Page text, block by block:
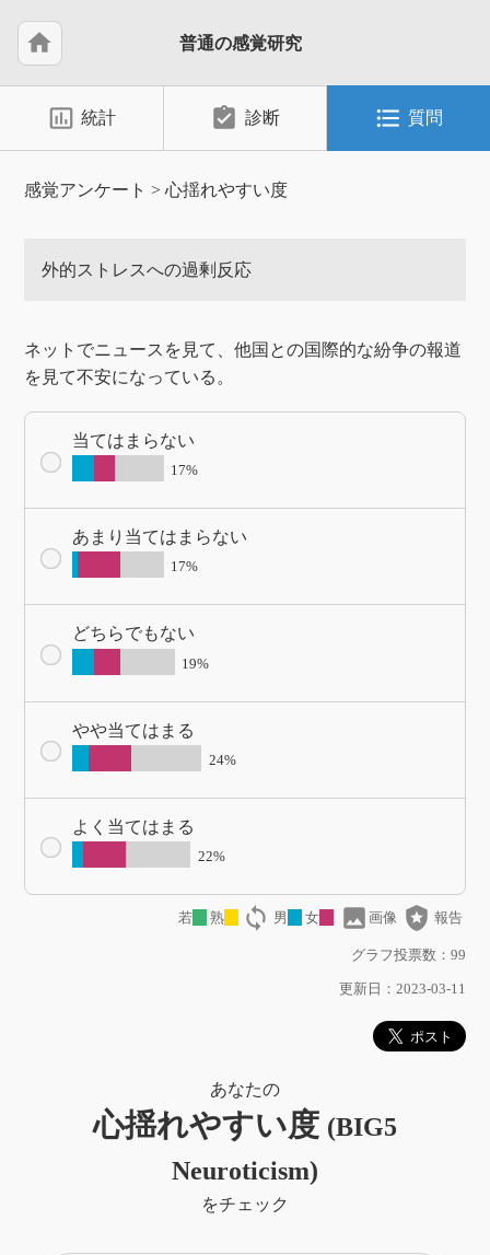
home 普通の感覚研究
insert_chart_outlined 統計 assignment_turned_in 診断 format_list_bulleted 質問
感覚アンケート >心揺れやすい度
外的ストレスへの過剰反応
ネットでニュースを見て、他国との国際的な紛争の報道
を見て不安になっている。
当てはまらない
17%
あまり当てはまらない
17%
どちらでもない
19%
やや当てはまる
24%
よく当てはまる
22%
若 熟 loop 男 女 image 画像 local_police 報告
グラフ投票数：99
更新日：2023-03-11
あなたの
心揺れやすい度 (BIG5
Neuroticism)
をチェック